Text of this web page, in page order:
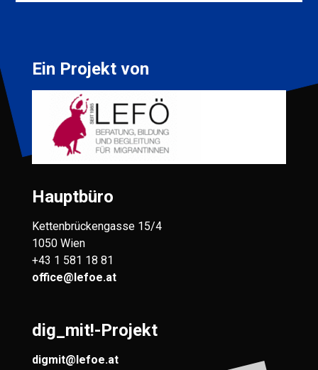
Ein Projekt von
Hauptbüro
Kettenbrückengasse 15/4
1050 Wien
+43 1 581 18 81
office@lefoe.at
dig_mit!-Projekt
digmit@lefoe.at